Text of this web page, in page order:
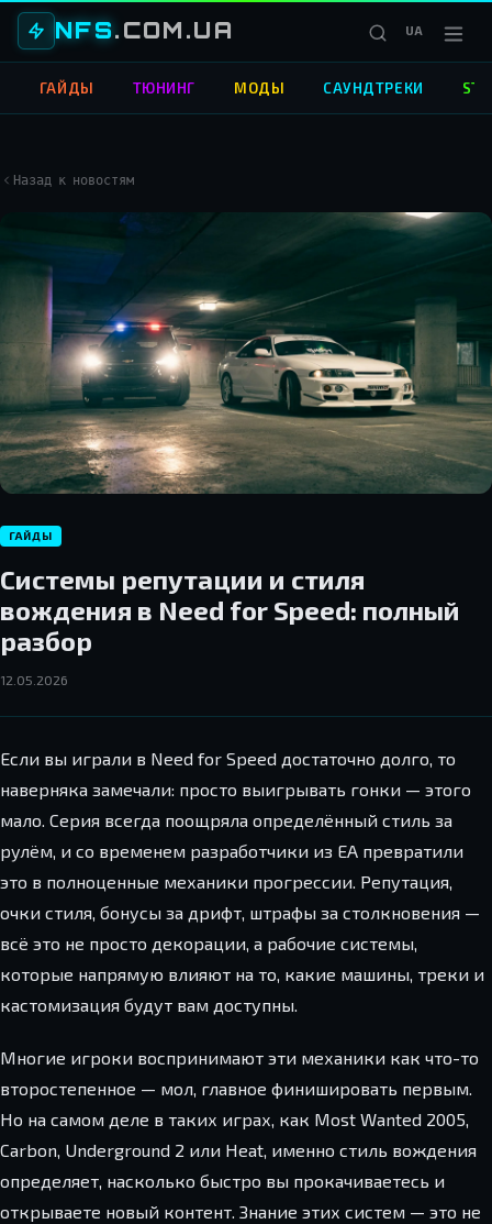
NFS.COM.UA UA
ГАЙДЫ ТЮНИНГ МОДЫ САУНДТРЕКИ
Назад к новостям
ГАЙДЫ
Системы репутации и стиля
вождения в Need for Speed: полный
разбор
12.05.2026
Если вы играли в Need for Speed достаточно долго, то
наверняка замечали: просто выигрывать гонки — этого
мало. Серия всегда поощряла определённый стиль за
рулём, и со временем разработчики из EA превратили
это в полноценные механики прогрессии. Репутация,
очки стиля, бонусы за дрифт, штрафы за столкновения —
всё это не просто декорации, а рабочие системы,
которые напрямую влияют на то, какие машины, треки и
кастомизация будут вам доступны.
Многие игроки воспринимают эти механики как что-то
второстепенное — мол, главное финишировать первым.
Но на самом деле в таких играх, как Most Wanted 2005,
Carbon, Underground 2 или Heat, именно стиль вождения
определяет, насколько быстро вы прокачиваетесь и
открываете новый контент. Знание этих систем — это не